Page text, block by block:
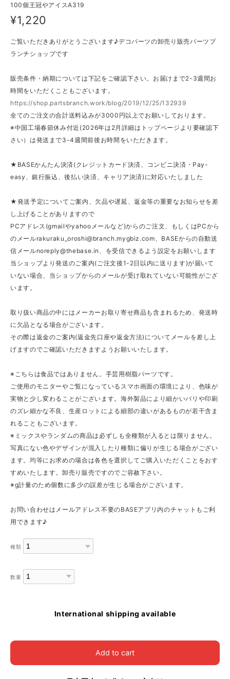
100個王冠やアイスA319
¥1,220
ご覧いただきありがとうございます♪デコパーツの卸売り販売パーツブ
ランチショップです
販売条件・納期については下記をご確認下さい。お届けまで2-3週間お
時間をいただくこともございます。
https://shop.partsbranch.work/blog/2019/12/25/132939
全てのご注文の合計送料込みが3000円以上でお願いしております。
※中国工場春節休み付近(2026年は2月詳細はトップページより要確認下
さい）は発送まで3-4週間前後お時間をいただきます。
★BASEかんたん決済(クレジットカード決済、コンビニ決済・Pay-
easy、銀行振込、後払い決済、キャリア決済)に対応いたしました
★発送予定についてご案内、欠品や遅延、返金等の重要なお知らせを差
し上げることがありますので
PCアドレス(gmailやyahooメールなど)からのご注文、もしくはPCから
のメールrakuraku_oroshi@branch.mygbiz.com、BASEからの自動送
信メールnoreply@thebase.in 、を受信できるよう設定をお願いします
当ショップより発送のご案内(ご注文後1-2日以内に送ります)が届いて
いない場合、当ショップからのメールが受け取れていない可能性がござ
います。
取り扱い商品の中にはメーカーお取り寄せ商品も含まれるため、発送時
に欠品となる場合がございます。
その際は返金のご案内(返金先口座や返金方法)についてメールを差し上
げますのでご確認いただきますようお願いいたします。
※こちらは食品ではありません。手芸用樹脂パーツです。
ご使用のモニターやご覧になっているスマホ画面の環境により、色味が
実物と少し変わることがございます。海外製品により細かいバリや印刷
のズレ細かな不良、生産ロットによる細部の違いがあるものが若干含ま
れることもございます。
※ミックスやランダムの商品は必ずしも全種類が入るとは限りません。
写真にない色やデザインが混入したり種類に偏りが生じる場合がござい
ます。均等にお求めの場合は各色を選択してご購入いただくことをおす
すめいたします。卸売り販売ですのでご容赦下さい。
※g計量のため個数に多少の誤差が生じる場合がございます。
お問い合わせはメールアドレス不要のBASEアプリ内のチャットもご利
用できます♪
種類
数量
International shipping available
Add to cart